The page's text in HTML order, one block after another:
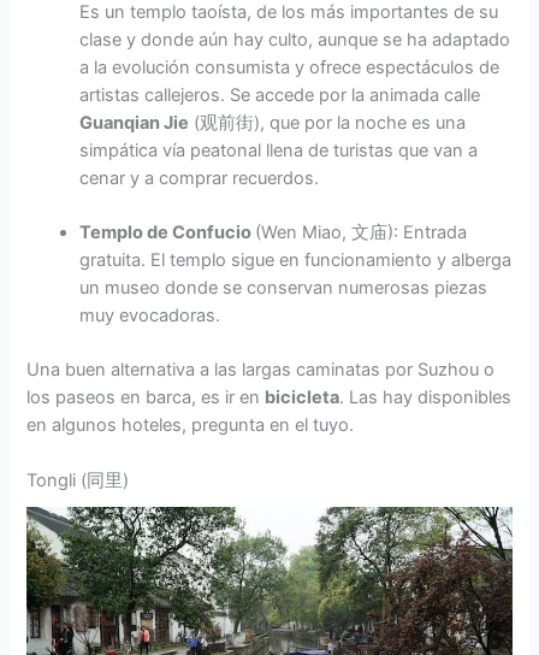
Es un templo taoísta, de los más importantes de su
clase y donde aún hay culto, aunque se ha adaptado
a la evolución consumista y ofrece espectáculos de
artistas callejeros. Se accede por la animada calle
Guanqian Jie (观前街), que por la noche es una
simpática vía peatonal llena de turistas que van a
cenar y a comprar recuerdos.
Templo de Confucio (Wen Miao, 文庙): Entrada
gratuita. El templo sigue en funcionamiento y alberga
un museo donde se conservan numerosas piezas
muy evocadoras.
Una buen alternativa a las largas caminatas por Suzhou o
los paseos en barca, es ir en bicicleta. Las hay disponibles
en algunos hoteles, pregunta en el tuyo.
Tongli (同里)